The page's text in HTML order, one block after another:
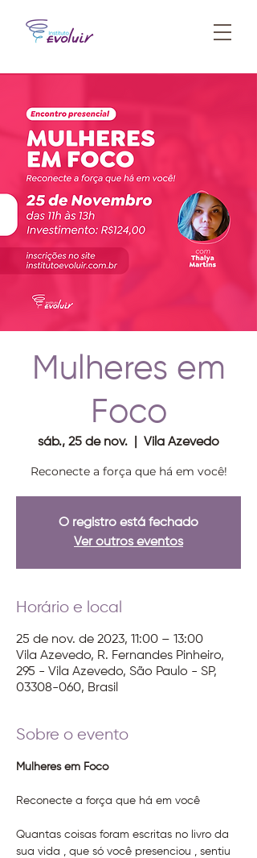
Mulheres em
Foco
sáb., 25 de nov. Vila Azevedo
Reconecte a força que há em você!
O registro está fechado
Ver outros eventos
Horário e local
25 de nov. de 2023, 11:00 – 13:00
Vila Azevedo, R. Fernandes Pinheiro,
295 - Vila Azevedo, São Paulo - SP,
03308-060, Brasil
Sobre o evento
Mulheres em Foco
Reconecte a força que há em você
Quantas coisas foram escritas no livro da
sua vida , que só você presenciou , sentiu